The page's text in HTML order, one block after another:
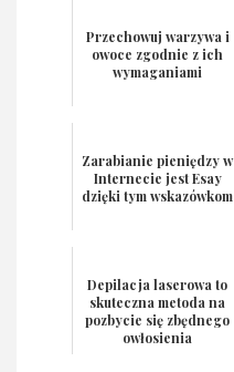
Przechowuj warzywa i
owoce zgodnie z ich
wymaganiami
Zarabianie pieniędzy w
Internecie jest Esay
dzięki tym wskazówkom
Depilacja laserowa to
skuteczna metoda na
pozbycie się zbędnego
owłosienia